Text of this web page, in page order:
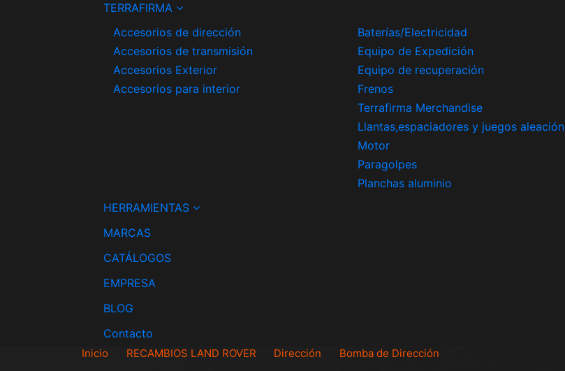
TERRAFIRMA
Accesorios de dirección
Accesorios de transmisión
Accesorios Exterior
Accesorios para interior
Baterías/Electricidad
Equipo de Expedición
Equipo de recuperación
Frenos
Terrafirma Merchandise
Llantas,espaciadores y juegos aleación
Motor
Paragolpes
Planchas aluminio
HERRAMIENTAS
MARCAS
CATÁLOGOS
EMPRESA
BLOG
Contacto
Inicio RECAMBIOS LAND ROVER Dirección Bomba de Dirección